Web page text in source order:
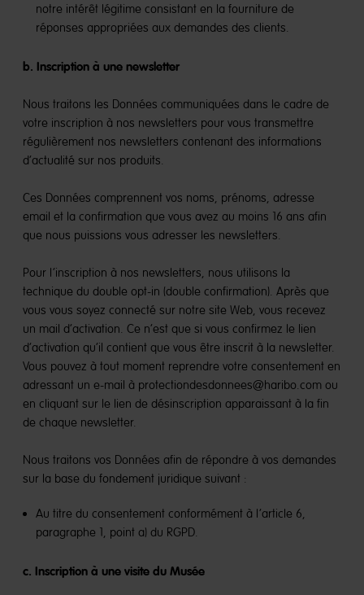
notre intérêt légitime consistant en la fourniture de
réponses appropriées aux demandes des clients.
b. Inscription à une newsletter
Nous traitons les Données communiquées dans le cadre de
votre inscription à nos newsletters pour vous transmettre
régulièrement nos newsletters contenant des informations
d’actualité sur nos produits.
Ces Données comprennent vos noms, prénoms, adresse
email et la confirmation que vous avez au moins 16 ans afin
que nous puissions vous adresser les newsletters.
Pour l’inscription à nos newsletters, nous utilisons la
technique du double opt-in (double confirmation). Après que
vous vous soyez connecté sur notre site Web, vous recevez
un mail d’activation. Ce n’est que si vous confirmez le lien
d’activation qu’il contient que vous être inscrit à la newsletter.
Vous pouvez à tout moment reprendre votre consentement en
adressant un e-mail à protectiondesdonnees@haribo.com ou
en cliquant sur le lien de désinscription apparaissant à la fin
de chaque newsletter.
Nous traitons vos Données afin de répondre à vos demandes
sur la base du fondement juridique suivant :
Au titre du consentement conformément à l’article 6,
paragraphe 1, point a) du RGPD.
c. Inscription à une visite du Musée